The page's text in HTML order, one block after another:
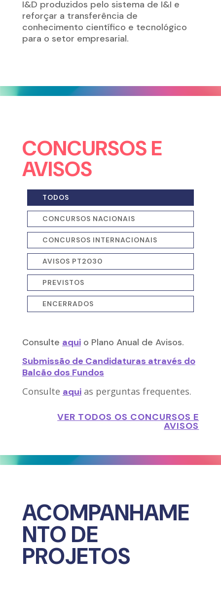
I&D produzidos pelo sistema de I&I e
reforçar a transferência de
conhecimento científico e tecnológico
para o setor empresarial.
CONCURSOS E
AVISOS
TODOS
CONCURSOS NACIONAIS
CONCURSOS INTERNACIONAIS
AVISOS PT2030
PREVISTOS
ENCERRADOS
Consulte aquio Plano Anual de Avisos.
Submissão de Candidaturas através do
Balcão dos Fundos
Consulte aquias perguntas frequentes.
VER TODOS OS CONCURSOS E
AVISOS
ACOMPANHAME
NTO DE
PROJETOS